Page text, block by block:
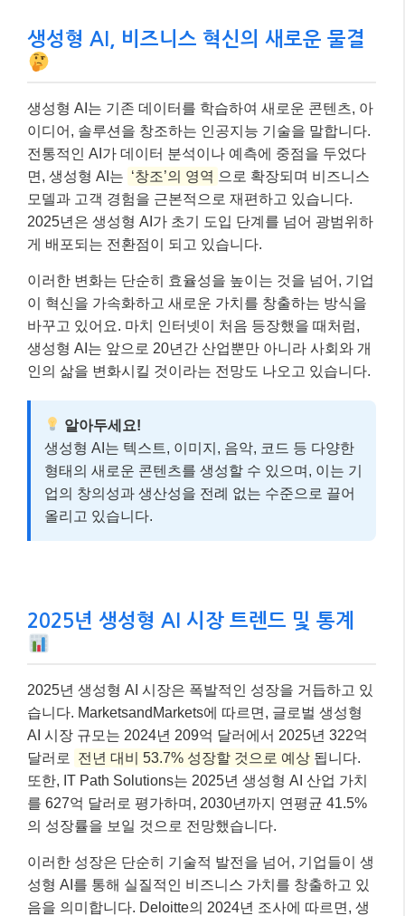
생성형 AI, 비즈니스 혁신의 새로운 물결
생성형 AI는 기존 데이터를 학습하여 새로운 콘텐츠, 아
이디어, 솔루션을 창조하는 인공지능 기술을 말합니다.
전통적인 AI가 데이터 분석이나 예측에 중점을 두었다
면, 생성형 AI는 ‘창조’의 영역 으로 확장되며 비즈니스
모델과 고객 경험을 근본적으로 재편하고 있습니다.
2025년은 생성형 AI가 초기 도입 단계를 넘어 광범위하
게 배포되는 전환점이 되고 있습니다.
이러한 변화는 단순히 효율성을 높이는 것을 넘어, 기업
이 혁신을 가속화하고 새로운 가치를 창출하는 방식을
바꾸고 있어요. 마치 인터넷이 처음 등장했을 때처럼,
생성형 AI는 앞으로 20년간 산업뿐만 아니라 사회와 개
인의 삶을 변화시킬 것이라는 전망도 나오고 있습니다.
알아두세요!
생성형 AI는 텍스트, 이미지, 음악, 코드 등 다양한
형태의 새로운 콘텐츠를 생성할 수 있으며, 이는 기
업의 창의성과 생산성을 전례 없는 수준으로 끌어
올리고 있습니다.
2025년 생성형 AI 시장 트렌드 및 통계
2025년 생성형 AI 시장은 폭발적인 성장을 거듭하고 있
습니다. MarketsandMarkets에 따르면, 글로벌 생성형
AI 시장 규모는 2024년 209억 달러에서 2025년 322억
달러로
전년 대비 53.7% 성장할 것으로 예상 됩니다.
또한, IT Path Solutions는 2025년 생성형 AI 산업 가치
를 627억 달러로 평가하며, 2030년까지 연평균 41.5%
의 성장률을 보일 것으로 전망했습니다.
이러한 성장은 단순히 기술적 발전을 넘어, 기업들이 생
성형 AI를 통해 실질적인 비즈니스 가치를 창출하고 있
음을 의미합니다. Deloitte의 2024년 조사에 따르면, 생